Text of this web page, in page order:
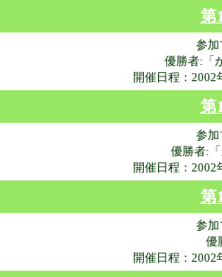
第
参加
優勝者:「
開催日程：2002
第
参加
優勝者:
開催日程：2002
第
参加
優
開催日程：2002